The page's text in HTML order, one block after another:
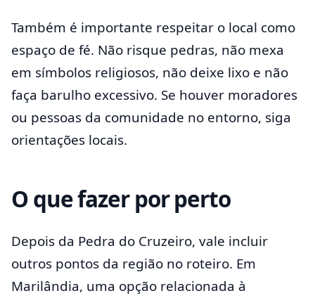
Também é importante respeitar o local como
espaço de fé. Não risque pedras, não mexa
em símbolos religiosos, não deixe lixo e não
faça barulho excessivo. Se houver moradores
ou pessoas da comunidade no entorno, siga
orientações locais.
O que fazer por perto
Depois da Pedra do Cruzeiro, vale incluir
outros pontos da região no roteiro. Em
Marilândia, uma opção relacionada à